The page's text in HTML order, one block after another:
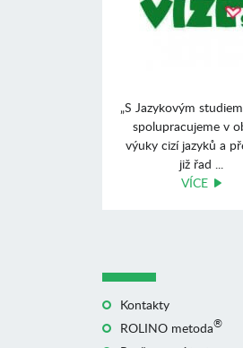
„S Jazykovým
spolupracujeme v
výuky cizí jazyků a
již řad ...
VÍCE
Kontakty
ROLINO metoda®